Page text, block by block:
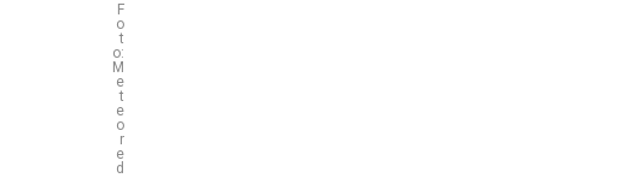
F
o
t
o:
M
e
t
e
o
r
e
d